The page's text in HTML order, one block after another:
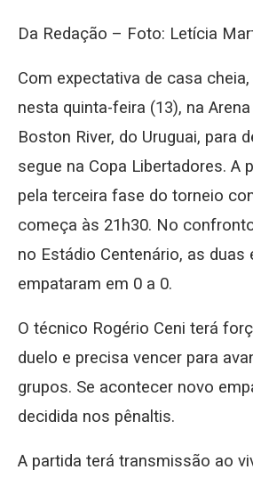
Da Redação – Foto: Letícia
Com expectativa de casa
nesta quinta-feira (13), na
Boston River, do Uruguai, para
segue na Copa Libertadores. A
pela terceira fase do torneio
começa às 21h30. No
no Estádio Centenário, as duas
empataram em 0 a 0.
O técnico Rogério Ceni terá
duelo e precisa vencer para
grupos. Se acontecer novo
decidida nos pênaltis.
A partida terá transmissão ao